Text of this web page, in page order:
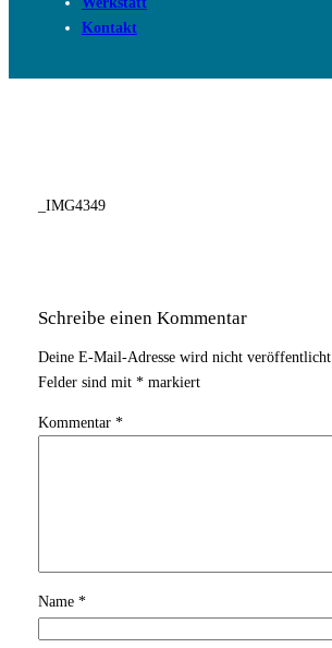
Kontakt
_IMG4349
Schreibe einen Kommentar
Deine E-Mail-Adresse wird nicht veröffentlicht.
Felder sind mit *markiert
Kommentar *
Name *